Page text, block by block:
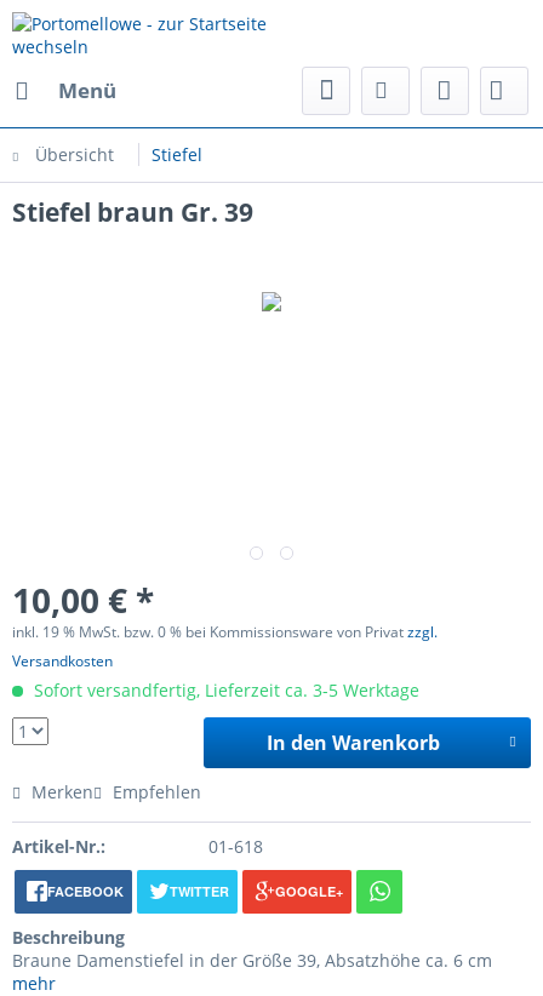
Menü
Übersicht Stiefel
Stiefel braun Gr. 39
10,00 € *
inkl. 19 % MwSt. bzw. 0 % bei Kommissionsware von Privatzzgl.
Versandkosten
Sofort versandfertig, Lieferzeit ca. 3-5 Werktage
In den Warenkorb
Merken Empfehlen
Artikel-Nr.: 01-618
FACEBOOK TWITTER GOOGLE+
Beschreibung
Braune Damenstiefel in der Größe 39, Absatzhöhe ca. 6 cm
mehr